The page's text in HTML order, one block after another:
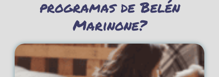
programas de Belén
Marinone?